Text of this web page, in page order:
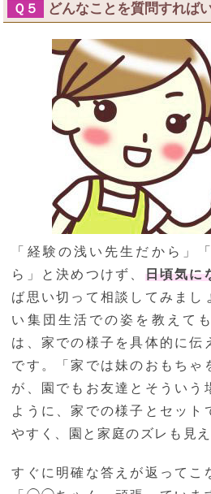
Ｑ５ どんなことを質問すれば
「経験の浅い先生だから」
ら」と決めつけず、 日頃気に
ば思い切って相談してみまし
い集団生活での姿を教えて
は、家での様子を具体的に伝
です。「家では妹のおもちゃ
が、園でもお友達とそういう
ように、家での様子とセット
やすく、園と家庭のズレも見え
すぐに明確な答えが返ってこ